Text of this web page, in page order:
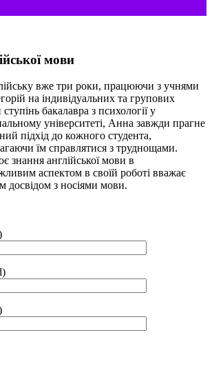
мови
вже три роки, працюючи з учнями
на індивідуальних та групових
бакалавра з психології у
університеті, Анна завжди прагне
підхід до кожного студента,
їм справлятися з труднощами.
знання англійської мови в
аспектом в своїй роботі вважає
досвідом з носіями мови.